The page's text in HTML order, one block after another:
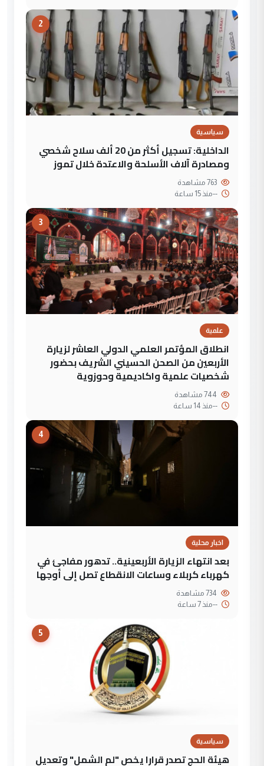
2
سياسية
الداخلية: تسجيل أكثر من 20 ألف سلاح شخصي
ومصادرة آلاف الأسلحة والاعتدة خلال تموز
--منذ 15 ساعة
3
علمية
انطلاق المؤتمر العلمي الدولي العاشر لزيارة
الأربعين من الصحن الحسيني الشريف بحضور
شخصيات علمية واكاديمية وحوزوية
--منذ 14 ساعة
4
اخبار محلية
بعد انتهاء الزيارة الأربعينية.. تدهور مفاجئ في
كهرباء كربلاء وساعات الانقطاع تصل إلى أوجها
--منذ 7 ساعة
5
سياسية
هيئة الحج تصدر قرارا يخص "لم الشمل" وتعديل